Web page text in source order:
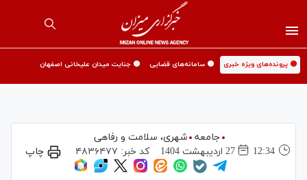
🟡 پرونده‌های ویژه خبری 🟡 سامانه‌های قضایی 🟡 جنایت میدان علیخانی اصفهان
جامعه
شهری،‌ سلامت و رفاهی
12:34
27 ارديبهشت 1404 کد خبر: ۴۸۳۶۴۷۷ چاپ